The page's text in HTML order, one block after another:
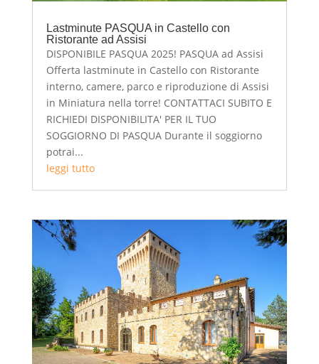
Lastminute PASQUA in Castello con
Ristorante ad Assisi
DISPONIBILE PASQUA 2025! PASQUA ad Assisi
Offerta lastminute in Castello con Ristorante
interno, camere, parco e riproduzione di Assisi
in Miniatura nella torre! CONTATTACI SUBITO E
RICHIEDI DISPONIBILITA' PER IL TUO
SOGGIORNO DI PASQUA Durante il soggiorno
potrai...
leggi tutto